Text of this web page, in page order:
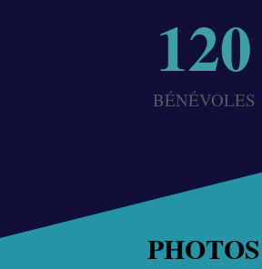
BÉNÉVOLES
120
PHOTOS